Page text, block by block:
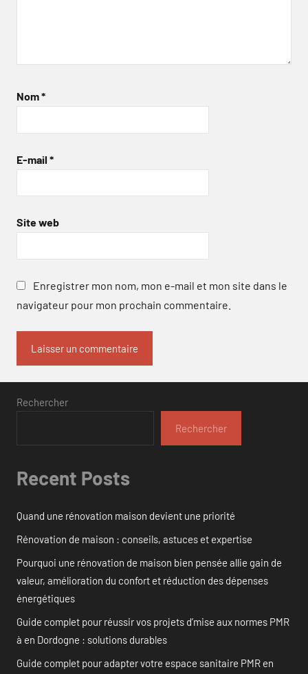
Nom*
E-mail *
Site web
Enregistrer mon nom, mon e-mail et mon site dans le
navigateur pour mon prochain commentaire.
Rechercher
Rechercher
Recent Posts
Quand une rénovation maison devient une priorité
Rénovation de maison : conseils, astuces et expertise
Pourquoi une rénovation de maison bien pensée allie gain de
valeur, amélioration du confort et réduction des dépenses
énergétiques
Guide complet pour réussir vos projets d’mise aux normes PMR
à en Dordogne : solutions durables
Guide complet pour adapter votre espace sanitaire PMR en